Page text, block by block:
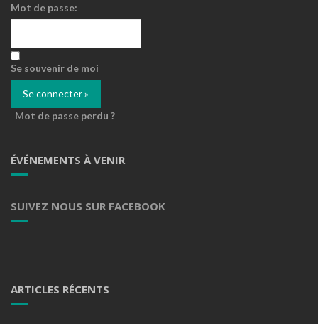
Mot de passe:
Se souvenir de moi
Mot de passe perdu ?
ÉVÉNEMENTS À VENIR
SUIVEZ NOUS SUR FACEBOOK
ARTICLES RÉCENTS